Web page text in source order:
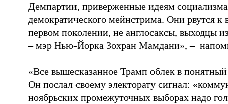
Демпартии, приверженные идеям
демократического мейнстрима. Они рвутся
первом поколении, не англосаксы, выходцы
– мэр Нью-Йорка Зохран Мамдани», –
«Все вышесказанное Трамп облек в
Он послал своему электорату сигнал:
ноябрьских промежуточных выборах надо